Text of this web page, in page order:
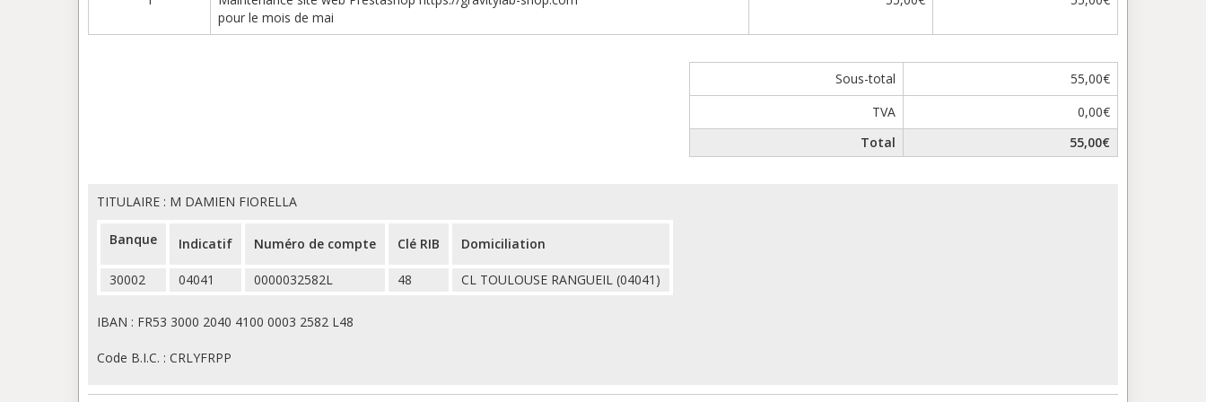
pour le mois de mai
Sous-total
55,00€
TVA
0,00€
Total
55,00€
TITULAIRE : M DAMIEN FIORELLA
Banque Indicatif Numéro de compte Clé RIB Domiciliation
30002 04041 0000032582L 48 CL TOULOUSE RANGUEIL (04041)
IBAN : FR53 3000 2040 4100 0003 2582 L48
Code B.I.C. : CRLYFRPP